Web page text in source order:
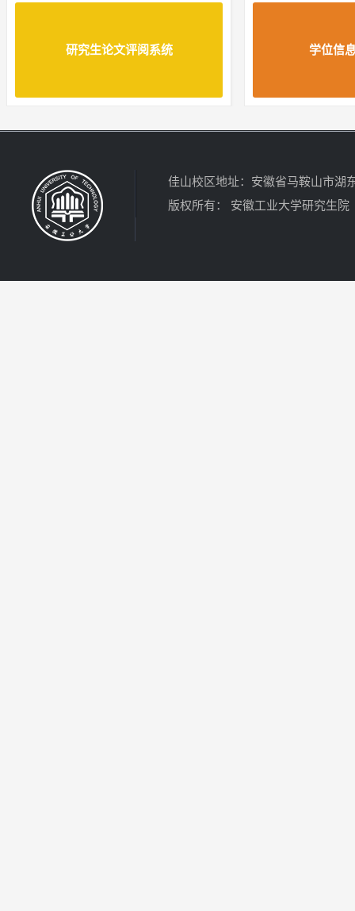
研究生论文评阅系统 学位信
佳山校区地址：安徽省马鞍山市湖
版权所有： 安徽工业大学研究生